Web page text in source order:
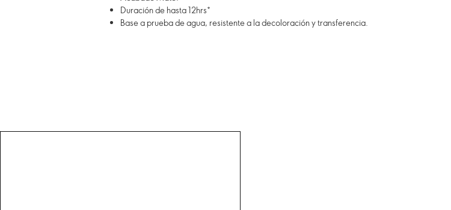
Duración de hasta 12hrs*
Base a prueba de agua, resistente a la decoloración y transferencia.